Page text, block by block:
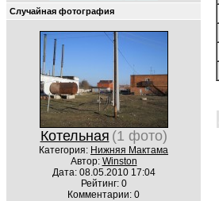
Случайная фотография
Котельная (1 фото)
Категория: Нижняя Мактама
Автор: Winston
Дата: 08.05.2010 17:04
Рейтинг: 0
Комментарии: 0